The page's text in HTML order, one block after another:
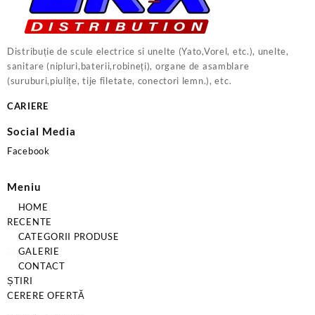
Distribuție de scule electrice si unelte (Yato,Vorel, etc.), unelte,
sanitare (nipluri,baterii,robineți), organe de asamblare
(suruburi,piulițe, tije filetate, conectori lemn.), etc.
CARIERE
Social Media
Facebook
Meniu
HOME
RECENTE
CATEGORII PRODUSE
GALERIE
CONTACT
ȘTIRI
CERERE OFERTĂ